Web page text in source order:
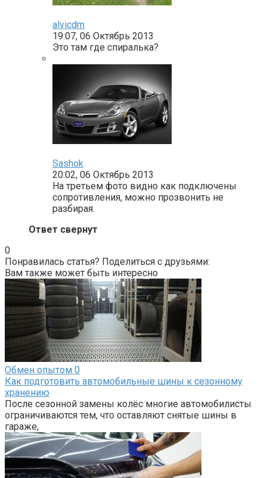
alvicdm
19:07, 06 Октябрь 2013
Это там где спиралька?
Sashok
20:02, 06 Октябрь 2013
На третьем фото видно как подключены
сопротивления, можно прозвонить не
разбирая.
Ответ свернут
0
Понравилась статья? Поделиться с друзьями:
Вам также может быть интересно
Обмен опытом 0
Как подготовить автомобильные шины к сезонному
хранению
После сезонной замены колёс многие автомобилисты
ограничиваются тем, что оставляют снятые шины в
гараже,